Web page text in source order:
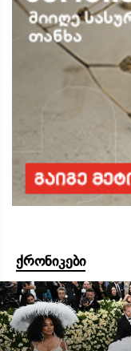
ქრონიკები